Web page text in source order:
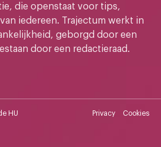
die openstaat voor tips,
iedereen. Trajectum werkt in
geborgd door een
door een redactieraad.
HU Privacy Cookies